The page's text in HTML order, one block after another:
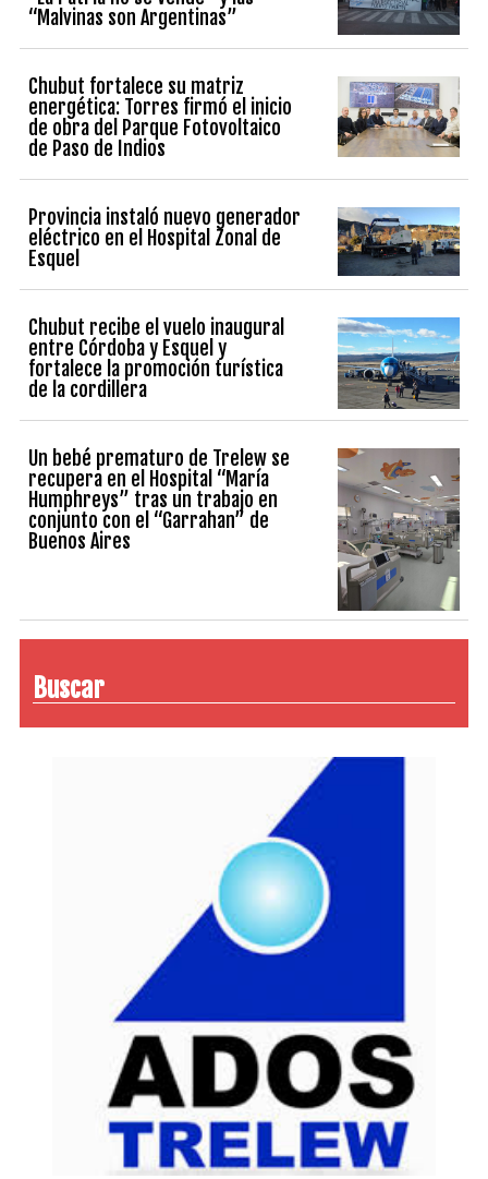
“Malvinas son Argentinas”
Chubut fortalece su matriz
energética: Torres firmó el inicio
de obra del Parque Fotovoltaico
de Paso de Indios
Provincia instaló nuevo generador
eléctrico en el Hospital Zonal de
Esquel
Chubut recibe el vuelo inaugural
entre Córdoba y Esquel y
fortalece la promoción turística
de la cordillera
Un bebé prematuro de Trelew se
recupera en el Hospital “María
Humphreys” tras un trabajo en
conjunto con el “Garrahan” de
Buenos Aires
Buscar